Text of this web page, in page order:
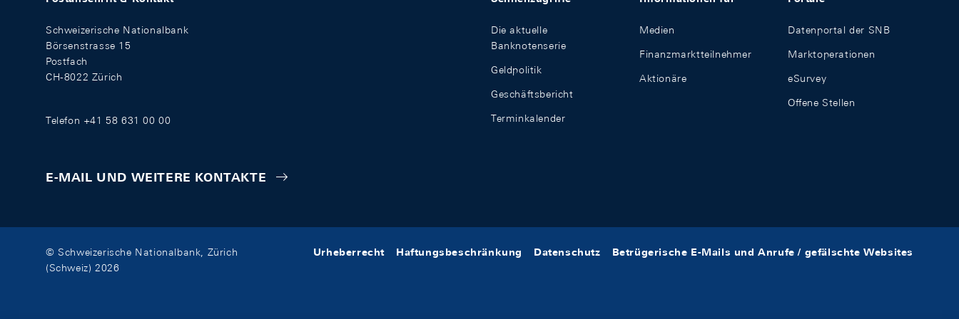
Schweizerische Nationalbank
Börsenstrasse 15
Postfach
CH-8022 Zürich
Telefon +41 58 631 00 00
E-MAIL UND WEITERE KONTAKTE
Die aktuelle
Banknotenserie
Geldpolitik
Geschäftsbericht
Terminkalender
Medien
Finanzmarktteilnehmer
Aktionäre
Datenportal der SNB
Marktoperationen
eSurvey
Offene Stellen
© Schweizerische Nationalbank, Zürich
(Schweiz) 2026
Urheberrecht Haftungsbeschränkung Datenschutz Betrügerische E-Mails und Anrufe / gefälschte Websites